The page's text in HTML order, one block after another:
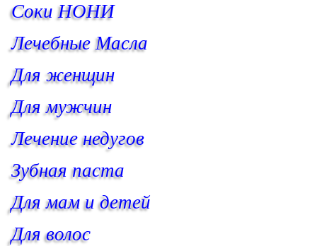
Соки НОНИ
Лечебные Масла
Для женщин
Для мужчин
Лечение недугов
Зубная паста
Для мам и детей
Для волос